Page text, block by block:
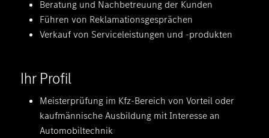
Beratung und Nachbetreuung der Kunden
Führen von Reklamationsgesprächen
Verkauf von Serviceleistungen und -produkten
Ihr Profil
Meisterprüfung im Kfz-Bereich von Vorteil oder
kaufmännische Ausbildung mit Interesse an
Automobiltechnik